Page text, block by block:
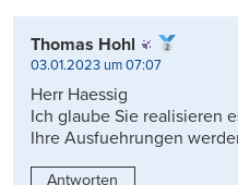
Thomas Hohl
03.01.2023 um 07:07
Herr Haessig
Ich glaube Sie realisieren
Ihre Ausfuehrungen
Antworten